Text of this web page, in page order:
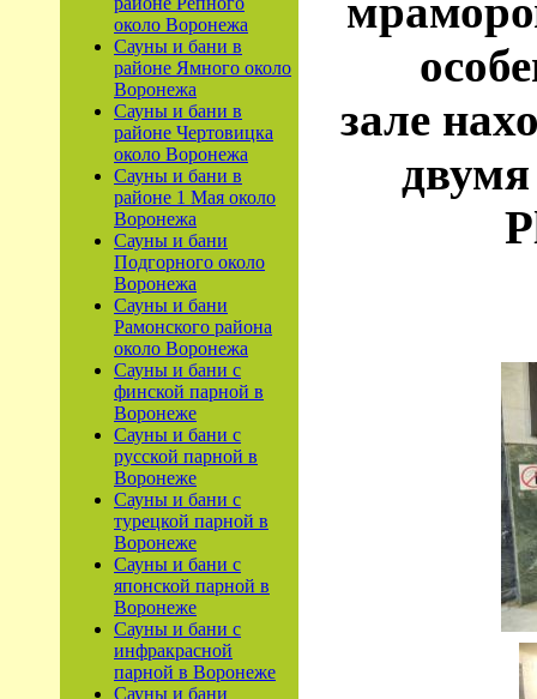
около Воронежа
Сауны и бани в
районе Ямного около
Воронежа
Сауны и бани в
районе Чертовицка
около Воронежа
Сауны и бани в
районе 1 Мая около
Воронежа
Сауны и бани
Подгорного около
Воронежа
Сауны и бани
Рамонского района
около Воронежа
Сауны и бани с
финской парной в
Воронеже
Сауны и бани с
русской парной в
Воронеже
Сауны и бани с
турецкой парной в
Воронеже
Сауны и бани с
японской парной в
Воронеже
Сауны и бани с
инфракрасной
парной в Воронеже
Сауны и бани
зале